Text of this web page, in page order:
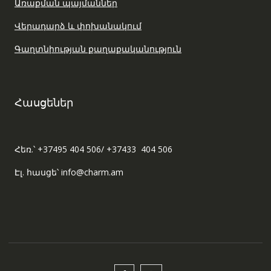
Առաքման պայմաններ
Վերադարձ և փոխանակում
Գաղտնիության քաղաքականություն
Հասցեներ
Հեռ.՝ +37495 404 506/ +37433 404 506
Էլ. հասցե՝ info@charm.am